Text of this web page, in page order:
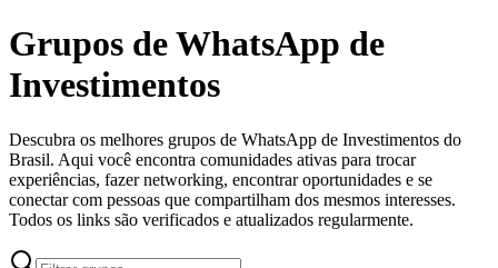
Grupos de WhatsApp de
Investimentos
Descubra os melhores grupos de WhatsApp de Investimentos do
Brasil. Aqui você encontra comunidades ativas para trocar
experiências, fazer networking, encontrar oportunidades e se
conectar com pessoas que compartilham dos mesmos interesses.
Todos os links são verificados e atualizados regularmente.